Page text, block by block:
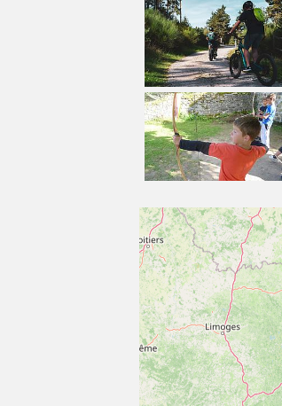
-
Course
Sans encadrement
trouver et à repérer
Prix : 3€ la carte.
Sur la page "mes
périmètre de 30 km
loisirs, etc…)
La page "agenda
les activités triées